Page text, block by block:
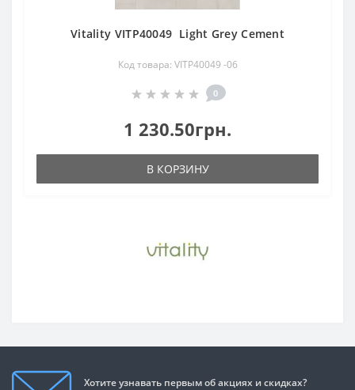
Vitality VITP40049 Light Grey Cement
Код товара: VITP40049 -06
0
1 230.50грн.
В КОРЗИНУ
Хотите узнавать первым об акциях и скидках?